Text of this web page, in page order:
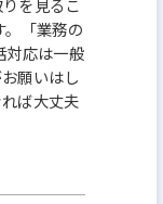
。「業務の
対応は一般
願いはし
ば大丈夫